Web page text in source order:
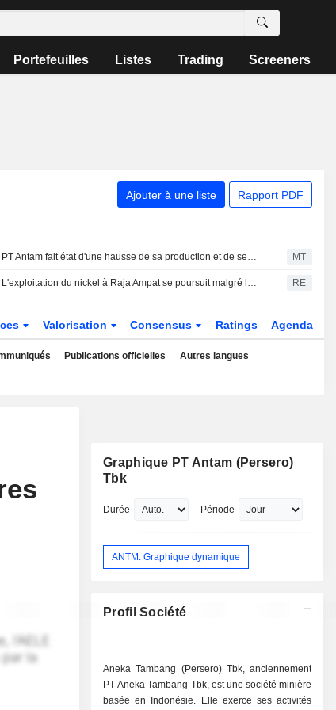
Portefeuilles Listes Trading Screeners
Ajouter à une liste Rapport PDF
PT Antam fait état d'une hausse de sa production et de ses ventes d'or au deuxième trimestre MT
L'exploitation du nickel à Raja Ampat se poursuit malgré les protestations, selon Greenpeace RE
Valorisation Consensus Ratings Agenda
Publications officielles Autres langues
Graphique PT Antam (Persero)
Tbk
Durée Période
ANTM: Graphique dynamique
Profil Société
Aneka Tambang (Persero) Tbk, anciennement
PT Aneka Tambang Tbk, est une société minière
basée en Indonésie. Elle exerce ses activités